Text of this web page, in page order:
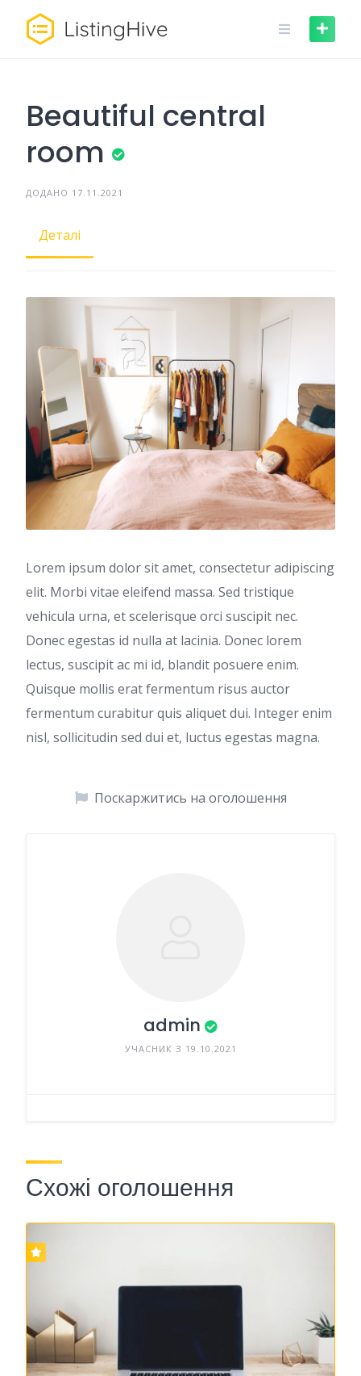
content
Beautiful central
room
ДОДАНО 17.11.2021
Деталі
Lorem ipsum dolor sit amet, consectetur adipiscing
elit. Morbi vitae eleifend massa. Sed tristique
vehicula urna, et scelerisque orci suscipit nec.
Donec egestas id nulla at lacinia. Donec lorem
lectus, suscipit ac mi id, blandit posuere enim.
Quisque mollis erat fermentum risus auctor
fermentum curabitur quis aliquet dui. Integer enim
nisl, sollicitudin sed dui et, luctus egestas magna.
Поскаржитись на оголошення
admin
УЧАСНИК З 19.10.2021
Схожі оголошення